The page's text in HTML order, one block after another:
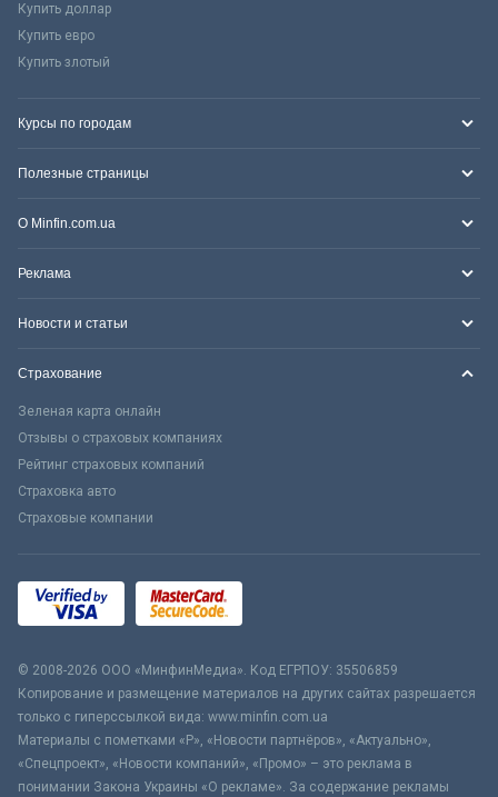
Купить доллар
Купить евро
Купить злотый
Курсы по городам
Полезные страницы
О Minfin.com.ua
Реклама
Новости и статьи
Страхование
Зеленая карта онлайн
Отзывы о страховых компаниях
Рейтинг страховых компаний
Страховка авто
Страховые компании
© 2008-2026 ООО «МинфинМедиа». Код ЕГРПОУ: 35506859
Копирование и размещение материалов на других сайтах разрешается
только с гиперссылкой вида: www.minfin.com.ua
Материалы с пометками «Р», «Новости партнёров», «Актуально»,
«Спецпроект», «Новости компаний», «Промо» – это реклама в
понимании Закона Украины «О рекламе». За содержание рекламы